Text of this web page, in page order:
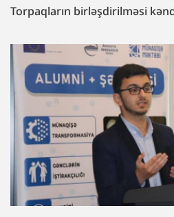
Torpaqların birləşdirilməsi